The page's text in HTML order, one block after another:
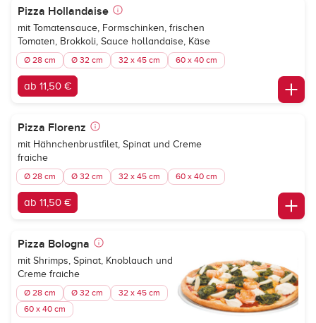
Pizza Hollandaise
mit Tomatensauce, Formschinken, frischen
Tomaten, Brokkoli, Sauce hollandaise, Käse
Ø 28 cm Ø 32 cm 32 x 45 cm 60 x 40 cm
ab 11,50 €
Pizza Florenz
mit Hähnchenbrustfilet, Spinat und Creme
fraiche
Ø 28 cm Ø 32 cm 32 x 45 cm 60 x 40 cm
ab 11,50 €
Pizza Bologna
mit Shrimps, Spinat, Knoblauch und
Creme fraiche
Ø 28 cm Ø 32 cm
32 x 45 cm
60 x 40 cm